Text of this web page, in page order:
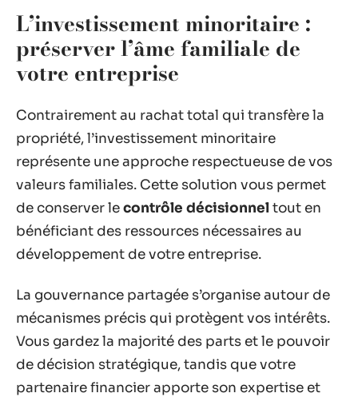
L’investissement minoritaire :
préserver l’âme familiale de
votre entreprise
Contrairement au rachat total qui transfère la
propriété, l’investissement minoritaire
représente une approche respectueuse de vos
valeurs familiales. Cette solution vous permet
de conserver lecontrôle décisionneltout en
bénéficiant des ressources nécessaires au
développement de votre entreprise.
La gouvernance partagée s’organise autour de
mécanismes précis qui protègent vos intérêts.
Vous gardez la majorité des parts et le pouvoir
de décision stratégique, tandis que votre
partenaire financier apporte son expertise et